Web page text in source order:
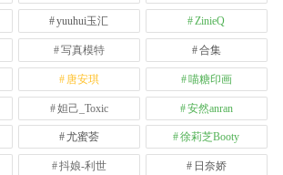
yuuhui玉汇 ZinieQ
写真模特 合集
唐安琪 喵糖印画
妲己_Toxic 安然anran
尤蜜荟 徐莉芝Booty
抖娘-利世 日奈娇